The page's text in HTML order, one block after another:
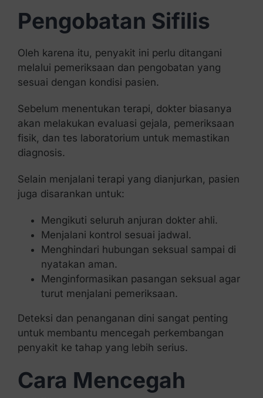
Pengobatan Sifilis
Oleh karena itu, penyakit ini perlu ditangani
melalui pemeriksaan dan pengobatan yang
sesuai dengan kondisi pasien.
Sebelum menentukan terapi, dokter biasanya
akan melakukan evaluasi gejala, pemeriksaan
fisik, dan tes laboratorium untuk memastikan
diagnosis.
Selain menjalani terapi yang dianjurkan, pasien
juga disarankan untuk:
Mengikuti seluruh anjuran dokter ahli.
Menjalani kontrol sesuai jadwal.
Menghindari hubungan seksual sampai di
nyatakan aman.
Menginformasikan pasangan seksual agar
turut menjalani pemeriksaan.
Deteksi dan penanganan dini sangat penting
untuk membantu mencegah perkembangan
penyakit ke tahap yang lebih serius.
Cara Mencegah